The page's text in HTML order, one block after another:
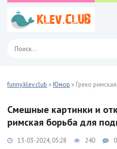
funny.klev.club »Юмор » Греко
Смешные картинки и
римская борьба для
13-03-2024, 05:28 240 0